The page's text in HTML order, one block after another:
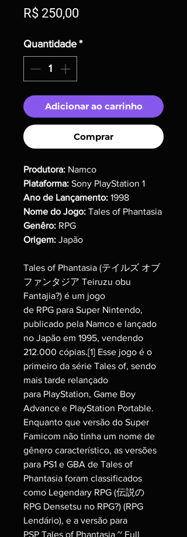
R$ 250,00Preço
Quantidade *
Adicionar ao carrinho
Comprar
Produtora: Namco
Plataforma: Sony PlayStation 1
Ano de Lançamento: 1998
Nome do Jogo: Tales of Phantasia
Genêro: RPG
Origem: Japão
Tales of Phantasia (テイルズ オブ
ファンタジア Teiruzu obu
Fantajia?) é um jogo
de RPG para Super Nintendo,
publicado pela Namco e lançado
no Japão em 1995, vendendo
212.000 cópias.[1] Esse jogo é o
primeiro da série Tales of, sendo
mais tarde relançado
para PlayStation, Game Boy
Advance e PlayStation Portable.
Enquanto que versão do Super
Famicom não tinha um nome de
gênero característico, as versões
para PS1 e GBA de Tales of
Phantasia foram classificados
como Legendary RPG (伝説の
RPG Densetsu no RPG?) (RPG
Lendário), e a versão para
PSP Tales of Phantasia ~ Full